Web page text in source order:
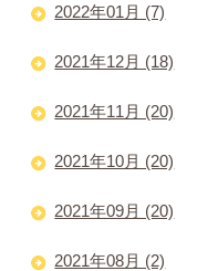
2022年01月 (7)
2021年12月 (18)
2021年11月 (20)
2021年10月 (20)
2021年09月 (20)
2021年08月 (2)